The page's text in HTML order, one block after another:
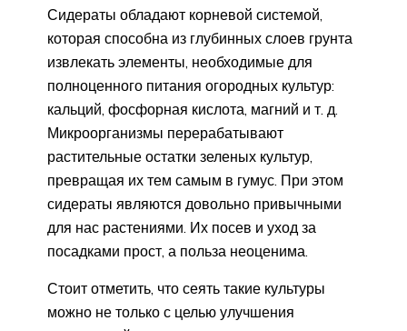
Сидераты обладают корневой системой,
которая способна из глубинных слоев грунта
извлекать элементы, необходимые для
полноценного питания огородных культур:
кальций, фосфорная кислота, магний и т. д.
Микроорганизмы перерабатывают
растительные остатки зеленых культур,
превращая их тем самым в гумус. При этом
сидераты являются довольно привычными
для нас растениями. Их посев и уход за
посадками прост, а польза неоценима.
Стоит отметить, что сеять такие культуры
можно не только с целью улучшения